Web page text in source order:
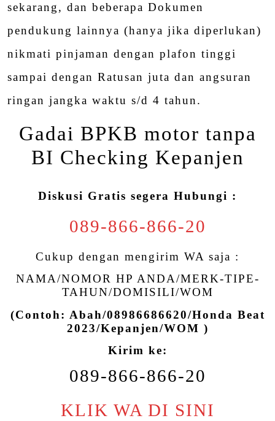
sekarang, dan beberapa Dokumen
pendukung lainnya (hanya jika diperlukan)
nikmati pinjaman dengan plafon tinggi
sampai dengan Ratusan juta dan angsuran
ringan jangka waktu s/d 4 tahun.
Gadai BPKB motor tanpa
BI Checking Kepanjen
Diskusi Gratis segera Hubungi :
089-866-866-20
Cukup dengan mengirim WA saja :
NAMA/NOMOR HP ANDA/MERK-TIPE-
TAHUN/DOMISILI/WOM
(Contoh: Abah/08986686620/Honda Beat
2023/Kepanjen/WOM )
Kirim ke:
089-866-866-20
KLIK WA DI SINI